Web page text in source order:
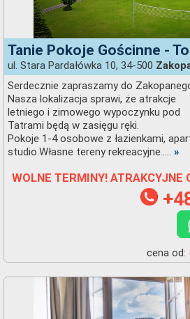
Tanie Pokoje Gościnne -
ul. Stara Pardałówka 10, 34-500
Serdecznie zapraszamy do
Nasza lokalizacja sprawi, że atrakcje
letniego i zimowego wypoczynku pod
Tatrami będą w zasięgu ręki.
Pokoje 1-4 osobowe z łazienkami,
studio.Własne tereny rekreacyjne..... »
WOLNE TERMINY! ATRAKCYJNE
cena od: